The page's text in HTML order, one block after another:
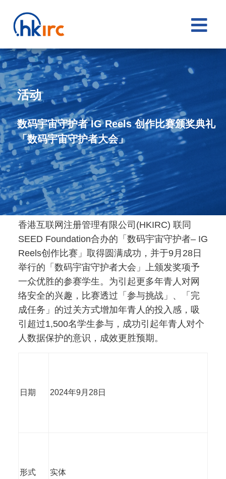

活动
数码宇宙守护者 IG Reels 创作比赛颁奖典礼
「数码宇宙守护者大会」
香港互联网注册管理有限公司(HKIRC) 联同
SEED Foundation合办的「数码宇宙守护者– IG
Reels创作比赛」取得圆满成功，并于9月28日
举行的「数码宇宙守护者大会」上颁发奖项予
一众优胜的参赛学生。为引起更多年青人对网
络安全的兴趣，比赛透过「参与挑战」、「完
成任务」的过关方式增加年青人的投入感，吸
引超过1,500名学生参与，成功引起年青人对个
人数据保护的意识，成效更胜预期。
日期 2024年9月28日
形式 实体